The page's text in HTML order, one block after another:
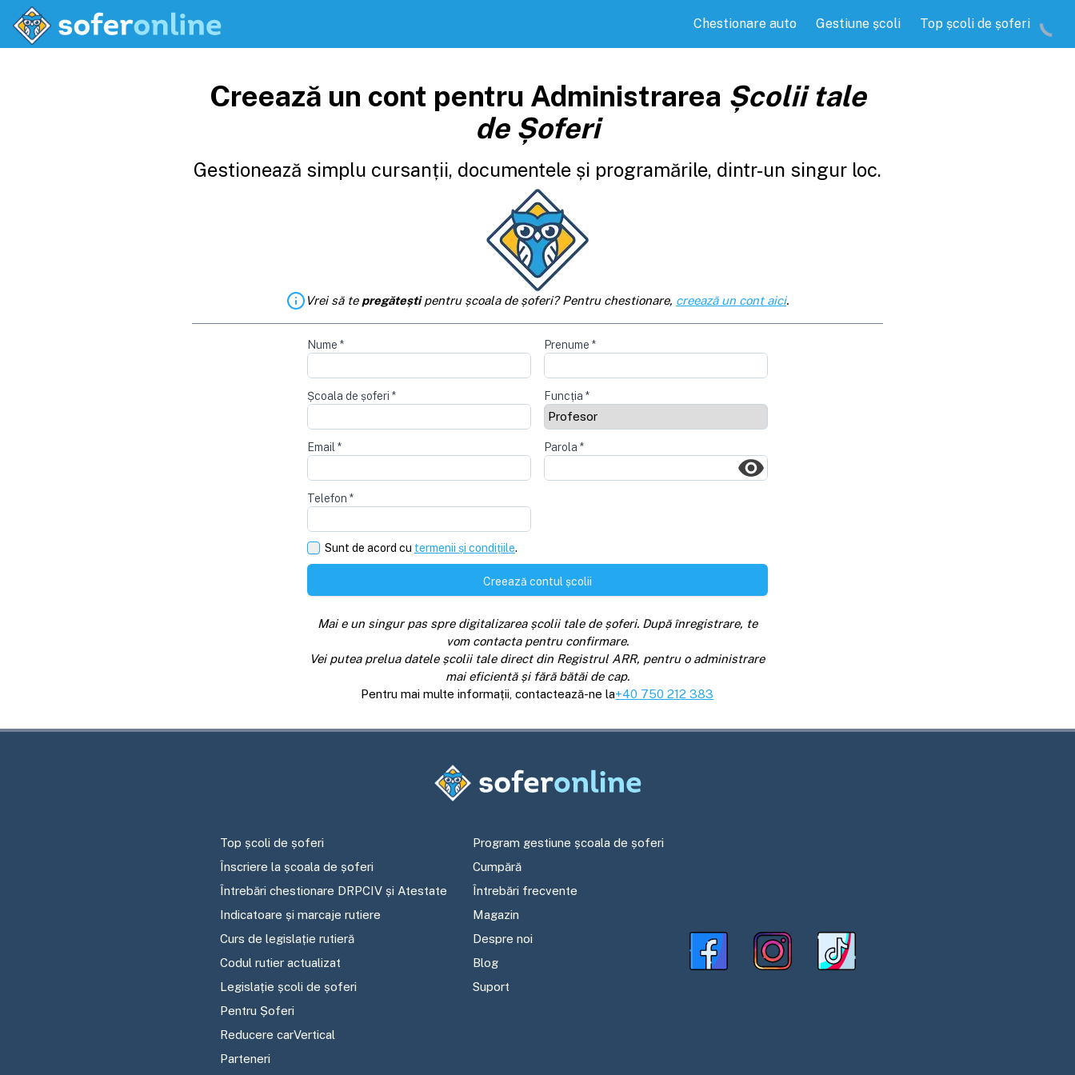
Chestionare auto Gestiune școli Top școli de șoferi
Creează un cont pentru Administrarea Școlii tale
de Șoferi
Gestionează simplu cursanții, documentele și programările, dintr-un singur loc.
Vrei să te pregăteștipentru școala de șoferi? Pentru chestionare, creează un cont aici.
Nume * Prenume *
Școala de șoferi * Funcția *
Email * Parola *
Telefon *
Sunt de acord cu termenii și condițiile.
Creează contul școlii
Mai e un singur pas spre digitalizarea școlii tale de șoferi. După înregistrare, te
vom contacta pentru confirmare.
Vei putea prelua datele școlii tale direct din Registrul ARR, pentru o administrare
mai eficientă și fără bătăi de cap.
Pentru mai multe informații, contactează-ne la+40 750 212 383
Top școli de șoferi
Înscriere la școala de șoferi
Întrebări chestionare DRPCIV și Atestate
Indicatoare și marcaje rutiere
Curs de legislație rutieră
Codul rutier actualizat
Legislație școli de șoferi
Pentru Șoferi
Reducere carVertical
Parteneri
Program gestiune școala de șoferi
Cumpără
Întrebări frecvente
Magazin
Despre noi
Blog
Suport